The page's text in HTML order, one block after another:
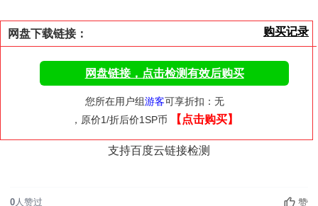
购买记录
网盘下载链接：
网盘链接，点击检测有效后购买
您所在用户组游客可享折扣：无
，原价1/折后价1SP币
【点击购买】
支持百度云链接检测
0人赞过 赞